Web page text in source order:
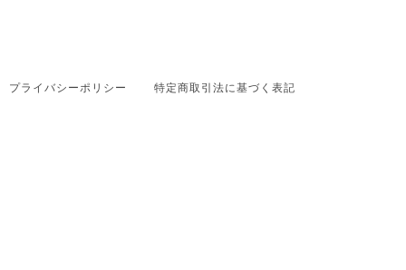
プライバシーポリシー 特定商取引法に基づく表記